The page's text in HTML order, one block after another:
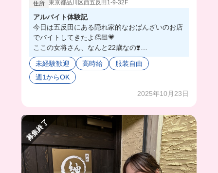
住所 東京都品川区西五反田1-9-32F
アルバイト体験記
今日は五反田にある隠れ家的なおばんざいのお店
でバイトしてきたよ👏🏻💗
ここの女将さん、なんと22歳なの❣️
話しやすくて素敵な方だった😳
普段からワンオペが多いみたいで、お手伝いして
くれる人を探してるみたい👀出し巻たまごを作れ
を好きな量取れちゃう❣️料理の勉強もできるし最
高すぎんか😍
アットホームな居酒屋で素敵な女将さんと働かな
い？🤭
未経験歓迎 高時給
服装自由
週1からOK
2025年10月23日
募集終了